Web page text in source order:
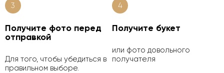
3
Получите фото перед
отправкой
Для того, чтобы убедиться в
правильном выборе.
4
Получите букет
или фото довольного
получателя